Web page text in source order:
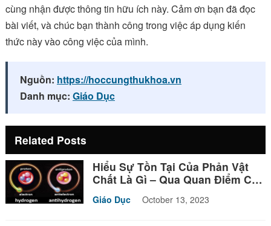
cùng nhận được thông tin hữu ích này. Cảm ơn bạn đã đọc
bài viết, và chúc bạn thành công trong việc áp dụng kiến
thức này vào công việc của mình.
Nguồn: https://hoccungthukhoa.vn
Danh mục: Giáo Dục
Related Posts
Hiểu Sự Tồn Tại Của Phản Vật
Chất Là Gì – Qua Quan Điểm Của
Giáo Dục October 13, 2023